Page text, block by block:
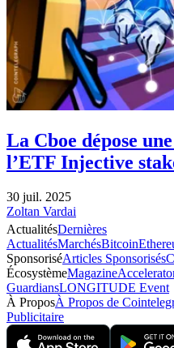
La Cboe dépose
l’ETF Injective
30 juil. 2025
Zoltan Vardai
ActualitésDernières
ActualitésMarchésBitcoin
SponsoriséArticles Sponsorisés
ÉcosystèmeMagazine
GuardiansLONGITUDE Event
À ProposÀ Propos de
Publicitaire